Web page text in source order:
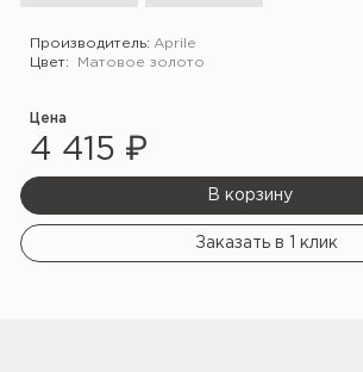
Производитель: Aprile
Цвет:
Матовое золото
Цена
4 415 ₽
В корзину
Заказать в 1 клик